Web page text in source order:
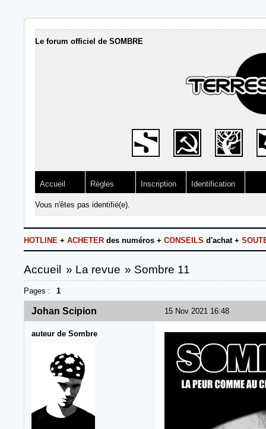
Le forum officiel de SOMBRE
Accueil Règles Inscription Identification
Vous n'êtes pas identifié(e).
HOTLINE + ACHETER des numéros + CONSEILS d'achat +
Accueil » La revue » Sombre 11
Pages : 1
15 Nov 2021 16:48
Johan Scipion
auteur de Sombre